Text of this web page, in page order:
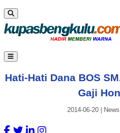
Hati-Hati Dana BOS
Gaji
2014-06-20 News